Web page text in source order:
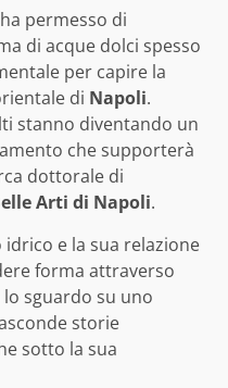
permesso di
di acque dolci spesso
per capire la
di Napoli.
stanno diventando un
che supporterà
dottorale di
Arti di Napoli.
idrico e la sua relazione
forma attraverso
lo sguardo su uno
storie
sotto la sua